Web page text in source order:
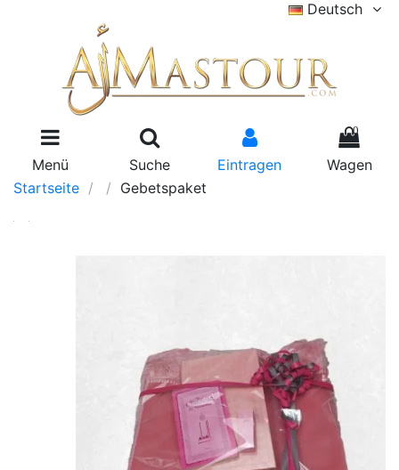
Deutsch
Menü Suche Eintragen
0
Wagen
Startseite
Gebetspaket